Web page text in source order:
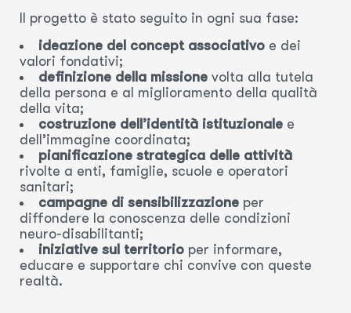
Il progetto è stato seguito in ogni sua fase:
ideazione del concept associativo e dei
valori fondativi;
definizione della missione volta alla tutela
della persona e al miglioramento della qualità
della vita;
costruzione dell’identità istituzionale e
dell’immagine coordinata;
pianificazione strategica delle attività
rivolte a enti, famiglie, scuole e operatori
sanitari;
campagne di sensibilizzazione per
diffondere la conoscenza delle condizioni
neuro-disabilitanti;
iniziative sul territorio per informare,
educare e supportare chi convive con queste
realtà.